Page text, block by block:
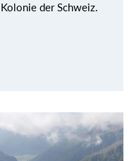
der Schweiz.